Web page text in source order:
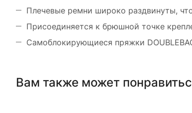
Плечевые ремни широко раздвинуты,
Присоединяется к брюшной точке
Самоблокирующиеся пряжки
Вам также может